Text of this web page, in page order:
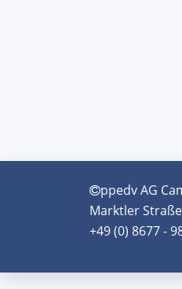
ppedv AG
Marktler
+49 (0) 8677 -